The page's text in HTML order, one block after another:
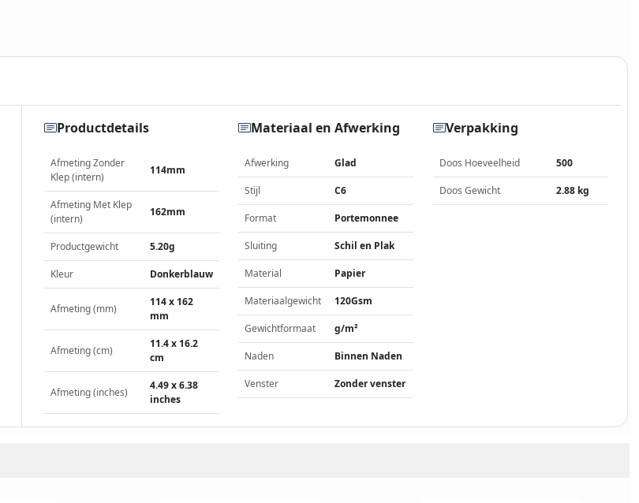
Productdetails
Afmeting Zonder
Klep (intern)
114mm
Afmeting Met Klep
(intern)
162mm
Productgewicht 5.20g
Kleur Donkerblauw
Afmeting (mm)
114 x 162
mm
Afmeting (cm)
11.4 x 16.2
cm
Afmeting (inches)
4.49 x 6.38
inches
Materiaal en Afwerking
Afwerking Glad
Stijl C6
Format Portemonnee
Sluiting Schil en Plak
Material Papier
Materiaalgewicht 120Gsm
Gewichtformaat g/m²
Naden Binnen Naden
Venster Zonder venster
Verpakking
Doos Hoeveelheid 500
Doos Gewicht 2.88 kg